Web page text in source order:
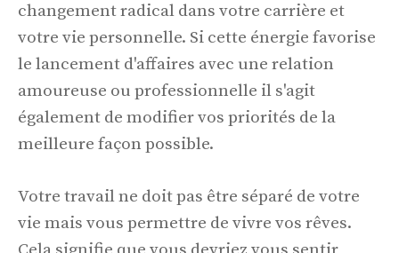
changement radical dans votre carrière et
votre vie personnelle. Si cette énergie favorise
le lancement d'affaires avec une relation
amoureuse ou professionnelle il s'agit
également de modifier vos priorités de la
meilleure façon possible.
Votre travail ne doit pas être séparé de votre
vie mais vous permettre de vivre vos rêves.